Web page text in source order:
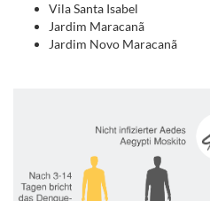
Vila Santa Isabel
Jardim Maracanã
Jardim Novo Maracanã